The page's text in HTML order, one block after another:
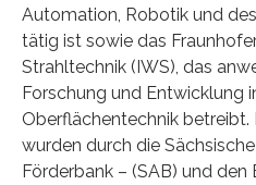
Automation, Robotik und
tätig ist sowie das
Strahltechnik (IWS), das
Forschung und Entwicklung
Oberflächentechnik
wurden durch die
Förderbank – (SAB) und